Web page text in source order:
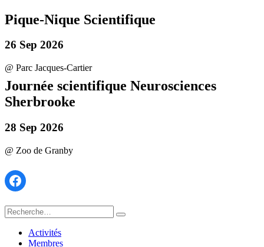
Pique-Nique Scientifique
26 Sep 2026
@ Parc Jacques-Cartier
Journée scientifique Neurosciences
Sherbrooke
28 Sep 2026
@ Zoo de Granby
Facebook
Recherche
pour :
Recherche
Activités
Membres